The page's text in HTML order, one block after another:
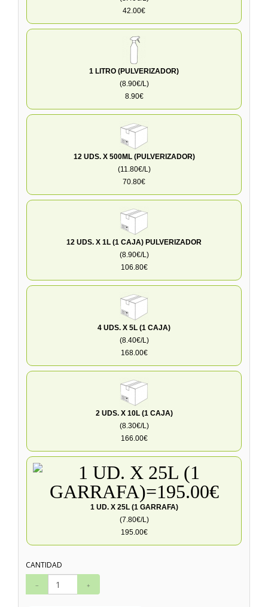
42.00€
1 LITRO (PULVERIZADOR)
(8.90€/L)
8.90€
12 UDS. X 500ML (PULVERIZADOR)
(11.80€/L)
70.80€
12 UDS. X 1L (1 CAJA) PULVERIZADOR
(8.90€/L)
106.80€
4 UDS. X 5L (1 CAJA)
(8.40€/L)
168.00€
2 UDS. X 10L (1 CAJA)
(8.30€/L)
166.00€
1 UD. X 25L (1 GARRAFA)
(7.80€/L)
195.00€
CANTIDAD